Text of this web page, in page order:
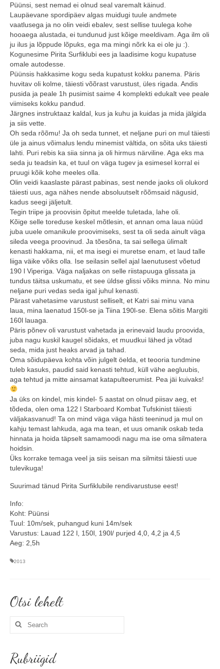
Uudised ja blogi
Püünsi, sest nemad ei olnud seal varemalt käinud.
Laupäevane spordipäev algas muidugi tuule andmete
vaatlusega ja no olin veidi ebalev, sest sellise tuulega kohe
hooaega alustada, ei tundunud just kõige meeldivam. Aga ilm oli
ju ilus ja lõppude lõpuks, ega ma mingi nõrk ka ei ole ju :).
Kogunesime Pirita Surfiklubi ees ja laadisime kogu kupatuse
omale autodesse.
Püünsis hakkasime kogu seda kupatust kokku panema. Päris
huvitav oli kolme, täiesti võõrast varustust, üles rigada. Andis
pusida ja peale 1h pusimist saime 4 komplekti edukalt vee peale
viimiseks kokku pandud.
Järgnes instruktaaz kaldal, kus ja kuhu ja kuidas ja mida jälgida
ja siis vette.
Oh seda rõõmu! Ja oh seda tunnet, et neljane puri on mul täiesti
üle ja ainus võimalus lendu minemist vältida, on sõita uks täiesti
lahti. Puri rebis ka siia sinna ja oli hirmus närviline. Aga eks ma
seda ju teadsin ka, et tuul on väga tugev ja esimesel korral ei
pruugi kõik kohe meeles olla.
Olin veidi kaaslaste pärast pabinas, sest nende jaoks oli olukord
täiesti uus, aga nähes nende absoluutselt rõõmsaid nägusid,
kadus seegi jäljetult.
Tegin triipe ja proovisin õpitut meelde tuletada, lahe oli.
Kõige selle toreduse keskel mõtlesin, et annan oma laua nüüd
juba uuele omanikule proovimiseks, sest ta oli seda ainult väga
sileda veega proovinud. Ja tõesõna, ta sai sellega ülimalt
kenasti hakkama, nii, et ma isegi ei muretse enam, et laud talle
liiga väike võiks olla. Ise seilasin sellel ajal laenutusest võetud
190 l Viperiga. Väga naljakas on selle riistapuuga glissata ja
tundus täitsa uskumatu, et see üldse glissi võiks minna. No minu
neljane puri vedas seda igal juhul kenasti.
Pärast vahetasime varustust selliselt, et Katri sai minu vana
laua, mina laenatud 150l-se ja Tiina 190l-se. Elena sõitis Margiti
160l lauaga.
Päris põnev oli varustust vahetada ja erinevaid laudu proovida,
juba nagu kuskil kaugel sõidaks, et muudkui lähed ja võtad
seda, mida just heaks arvad ja tahad.
Oma sõidupäeva kohta võin julgelt öelda, et teooria tundmine
tuleb kasuks, paudid said kenasti tehtud, küll vähe aegluubis,
aga tehtud ja mitte ainsamat katapulteerumist. Pea jäi kuivaks!
Ja üks on kindel, mis kindel- 5 aastat on olnud piisav aeg, et
tõdeda, olen oma 122 l Starboard Kombat Tufskinist täiesti
väljakasvanud! Ta on mind väga väga hästi teeninud ja mul on
kahju temast lahkuda, aga ma tean, et uus omanik oskab teda
hinnata ja hoida täpselt samamoodi nagu ma ise oma silmatera
hoidsin.
Üks korrake temaga veel ja siis seisan ma silmitsi täiesti uue
tulevikuga!
Suurimad tänud Pirita Surfiklubile rendivarustuse eest!
Info:
Koht: Püünsi
Tuul: 10m/sek, puhangud kuni 14m/sek
Varustus: Lauad 122 l, 150l, 190l/ purjed 4,0, 4,2 ja 4,5
Aeg: 2,5h
2013
Otsi lehelt
Search
Rubriigid